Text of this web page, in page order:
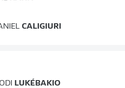
CALIGIURI
LUKÉBAKIO